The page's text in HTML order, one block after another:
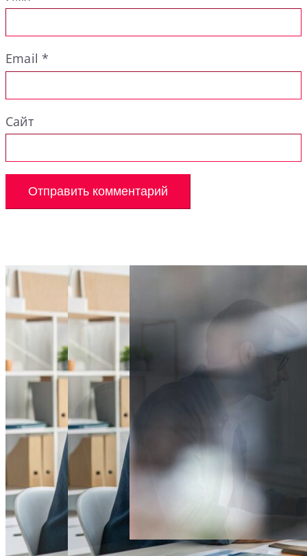
Email*
Сайт